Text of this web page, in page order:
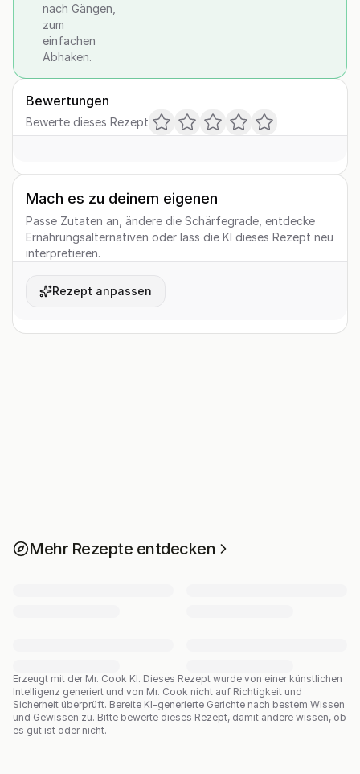
nach Gängen,
zum
einfachen
Abhaken.
Bewertungen
Bewerte dieses Rezept
Mach es zu deinem eigenen
Passe Zutaten an, ändere die Schärfegrade, entdecke
Ernährungsalternativen oder lass die KI dieses Rezept neu
interpretieren.
Rezept anpassen
Mehr Rezepte entdecken
Erzeugt mit der Mr. Cook KI. Dieses Rezept wurde von einer künstlichen
Intelligenz generiert und von Mr. Cook nicht auf Richtigkeit und
Sicherheit überprüft. Bereite KI-generierte Gerichte nach bestem Wissen
und Gewissen zu. Bitte bewerte dieses Rezept, damit andere wissen, ob
es gut ist oder nicht.